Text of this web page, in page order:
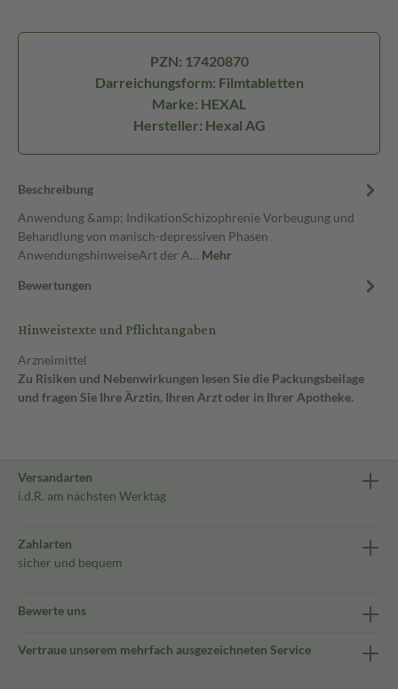
PZN: 17420870
Darreichungsform: Filmtabletten
Marke: HEXAL
Hersteller: Hexal AG
Beschreibung
Anwendung &amp; IndikationSchizophrenie Vorbeugung und
Behandlung von manisch-depressiven Phasen
AnwendungshinweiseArt der A… Mehr
Bewertungen
Hinweistexte und Pflichtangaben
Arzneimittel
Zu Risiken und Nebenwirkungen lesen Sie die Packungsbeilage
und fragen Sie Ihre Ärztin, Ihren Arzt oder in Ihrer Apotheke.
Versandarten
i.d.R. am nächsten Werktag
Zahlarten
sicher und bequem
Bewerte uns
Vertraue unserem mehrfach ausgezeichneten Service